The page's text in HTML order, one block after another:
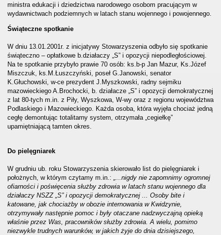
ministra edukacji i dziedzictwa narodowego osobom pracującym w
wydawnictwach podziemnych w latach stanu wojennego i powojennego.
Świąteczne spotkanie
W dniu 13.01.2001r. z inicjatywy Stowarzyszenia odbyło się spotkanie
świąteczno – opłatkowe b.działaczy „S” i opozycji niepodległościowej.
Na te spotkanie przybyło prawie 70 osób: ks.b-p Jan Mazur, Ks.Józef
Miszczuk, ks.M.Łuszczyński, poseł G.Janowski, senator
K.Głuchowski, w-ce prezydent J.Myszkowski, radny sejmiku
mazowieckiego A.Brochocki, b. działacze „S” i opozycji demokratycznej
z lat 80-tych m.in. z Piły, Wyszkowa, W-wy oraz z regionu województwa
Podlaskiego i Mazowieckiego. Każda osoba, która wyjęła chociaż jedną
cegłę demontując totalitarny system, otrzymała „cegiełkę”
upamiętniającą tamten okres.
Do pielęgniarek
W grudniu ub. roku Stowarzyszenia skierowało list do pielęgniarek i
położnych, w którym czytamy m.in.:
„...nigdy nie zapomnimy ogromnej
ofiarności i poświęcenia służby zdrowia w latach stanu wojennego dla
działaczy NSZZ „S” i opozycji demokratycznej ... Osoby bite i
katowane, jak chociażby w obozie internowania w Kwidzynie,
otrzymywały następnie pomoc i były otaczane nadzwyczajną opieką
właśnie przez Was, pracowników służby zdrowia. A wielu, pomimo
niezwykle trudnych warunków, w jakich żyje do dnia dzisiejszego,